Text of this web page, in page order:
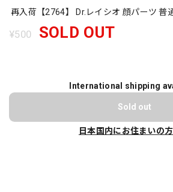
再入荷【2764】 Dr.レイシオ 顔パーツ
¥500 SOLD OUT
International shipping
Sold out
日本国内にお住まいの